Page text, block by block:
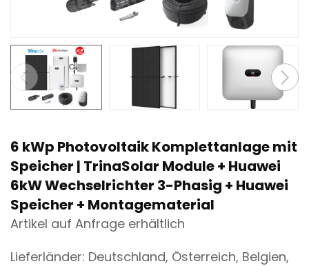
6 kWp Photovoltaik Komplettanlage mit
Speicher | TrinaSolar Module + Huawei
6kW Wechselrichter 3-Phasig + Huawei
Speicher + Montagematerial
Artikel auf Anfrage erhältlich
Lieferländer: Deutschland, Österreich, Belgien,